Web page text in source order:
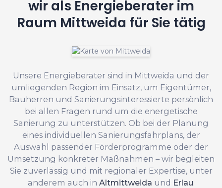
wir als Energieberater im
Raum Mittweida für Sie tätig
Unsere Energieberater sind in Mittweida und der
umliegenden Region im Einsatz, um Eigentümer,
Bauherren und Sanierungsinteressierte persönlich
bei allen Fragen rund um die energetische
Sanierung zu unterstützen. Ob bei der Planung
eines individuellen Sanierungsfahrplans, der
Auswahl passender Förderprogramme oder der
Umsetzung konkreter Maßnahmen – wir begleiten
Sie zuverlässig und mit regionaler Expertise, unter
anderem auch in Altmittweida und Erlau.